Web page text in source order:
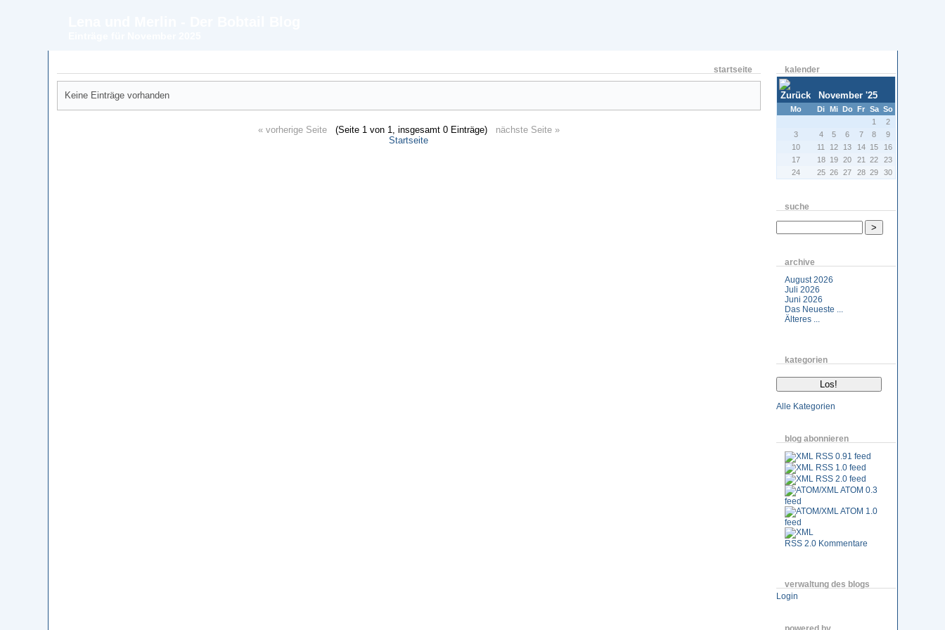
startseite
Keine Einträge vorhanden
« vorherige Seite(Seite 1 von 1, insgesamt 0 Einträge) nächste Seite »
Startseite
kalender
November '25
Mo Di Mi Do Fr Sa So
1
2
3
4 5 6 7 8
9
10
11 12 13 14 15
16
17
18 19 20 21 22
23
24
25 26 27 28 29 30
suche
archive
August 2026
Juli 2026
Juni 2026
Das Neueste ...
Älteres ...
kategorien
Alle Kategorien
blog abonnieren
RSS 0.91 feed
RSS 1.0 feed
RSS 2.0 feed
ATOM 0.3
feed
ATOM 1.0
feed
RSS 2.0 Kommentare
verwaltung des blogs
Login